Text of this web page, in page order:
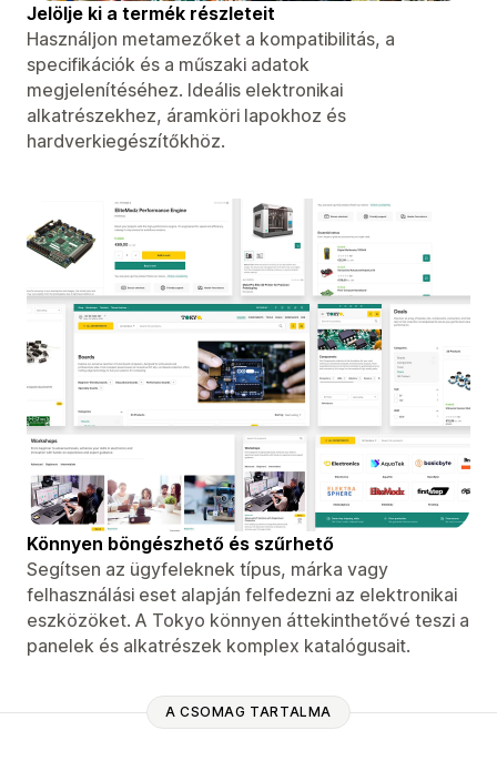
Jelölje ki a termék részleteit
Használjon metamezőket a kompatibilitás, a
specifikációk és a műszaki adatok
megjelenítéséhez. Ideális elektronikai
alkatrészekhez, áramköri lapokhoz és
hardverkiegészítőkhöz.
Könnyen böngészhető és szűrhető
Segítsen az ügyfeleknek típus, márka vagy
felhasználási eset alapján felfedezni az elektronikai
eszközöket. A Tokyo könnyen áttekinthetővé teszi a
panelek és alkatrészek komplex katalógusait.
A CSOMAG TARTALMA